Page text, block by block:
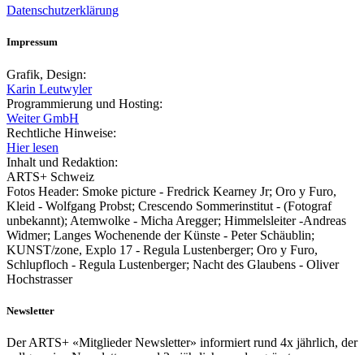
Datenschutzerklärung
Impressum
Grafik, Design:
Karin Leutwyler
Programmierung und Hosting:
Weiter GmbH
Rechtliche Hinweise:
Hier lesen
Inhalt und Redaktion:
ARTS+ Schweiz
Fotos Header: Smoke picture - Fredrick Kearney Jr; Oro y Furo,
Kleid - Wolfgang Probst; Crescendo Sommerinstitut - (Fotograf
unbekannt); Atemwolke - Micha Aregger; Himmelsleiter -Andreas
Widmer; Langes Wochenende der Künste - Peter Schäublin;
KUNST/zone, Explo 17 - Regula Lustenberger; Oro y Furo,
Schlupfloch - Regula Lustenberger; Nacht des Glaubens - Oliver
Hochstrasser
Newsletter
Der ARTS+ «Mitglieder Newsletter» informiert rund 4x jährlich, der